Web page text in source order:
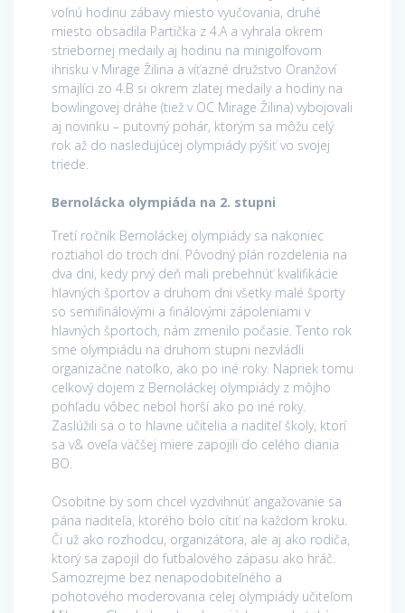
voľnú hodinu zábavy miesto vyučovania, druhé
miesto obsadila Partička z 4.A a vyhrala okrem
striebornej medaily aj hodinu na minigolfovom
ihrisku v Mirage Žilina a víťazné družstvo Oranžoví
smajlíci zo 4.B si okrem zlatej medaily a hodiny na
bowlingovej dráhe (tiež v OC Mirage Žilina) vybojovali
aj novinku – putovný pohár, ktorým sa môžu celý
rok až do nasledujúcej olympiády pýšiť vo svojej
triede.
Bernolácka olympiáda na 2. stupni
Tretí ročník Bernoláckej olympiády sa nakoniec
roztiahol do troch dní. Pôvodný plán rozdelenia na
dva dni, kedy prvý deň mali prebehnúť kvalifikácie
hlavných športov a druhom dni všetky malé športy
so semifinálovými a finálovými zápoleniami v
hlavných športoch, nám zmenilo počasie. Tento rok
sme olympiádu na druhom stupni nezvládli
organizačne natoľko, ako po iné roky. Napriek tomu
celkový dojem z Bernoláckej olympiády z môjho
pohľadu vôbec nebol horší ako po iné roky.
Zaslúžili sa o to hlavne učitelia a riaditeľ školy, ktorí
sa v& oveľa väčšej miere zapojili do celého diania
BO.
Osobitne by som chcel vyzdvihnúť angažovanie sa
pána riaditeľa, ktorého bolo cítiť na každom kroku.
Či už ako rozhodcu, organizátora, ale aj ako rodiča,
ktorý sa zapojil do futbalového zápasu ako hráč.
Samozrejme bez nenapodobiteľného a
pohotového moderovania celej olympiády učiteľom